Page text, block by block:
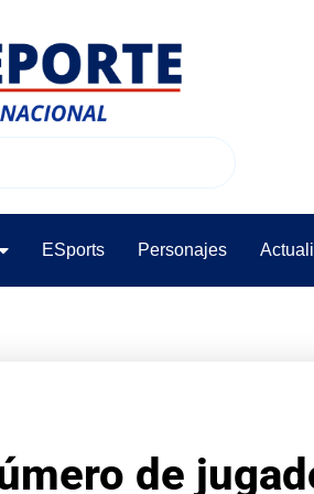
ESports Personajes
de